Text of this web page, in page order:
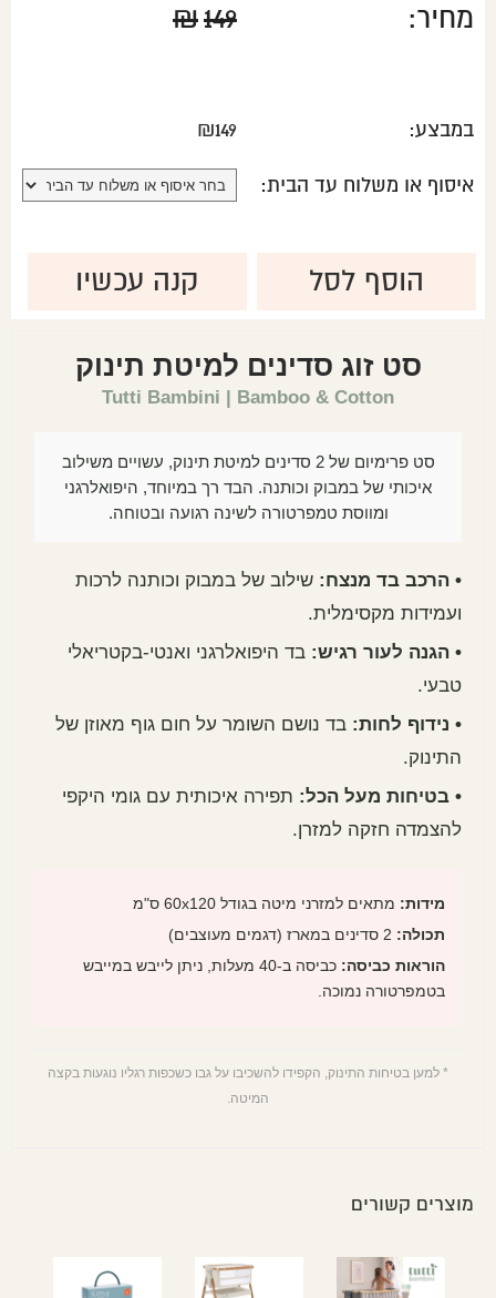
מחיר: ₪149
במבצע: ₪149
איסוף או משלוח עד הבית:
הוסף לסל קנה עכשיו
סט זוג סדינים למיטת תינוק
Tutti Bambini | Bamboo & Cotton
סט פרימיום של 2 סדינים למיטת תינוק, עשויים משילוב
איכותי של במבוק וכותנה. הבד רך במיוחד, היפואלרגני
ומווסת טמפרטורה לשינה רגועה ובטוחה.
• הרכב בד מנצח: שילוב של במבוק וכותנה לרכות
ועמידות מקסימלית.
• הגנה לעור רגיש: בד היפואלרגני ואנטי-בקטריאלי
טבעי.
• נידוף לחות: בד נושם השומר על חום גוף מאוזן של
התינוק.
• בטיחות מעל הכל: תפירה איכותית עם גומי היקפי
להצמדה חזקה למזרן.
מידות: מתאים למזרני מיטה בגודל 60x120 ס"מ
תכולה:
הוראות כביסה:
כביסה ב-40 מעלות, ניתן לייבש במייבש
בטמפרטורה נמוכה.
* למען בטיחות התינוק, הקפידו להשכיבו על גבו כשכפות רגליו נוגעות בקצה
המיטה.
מוצרים קשורים